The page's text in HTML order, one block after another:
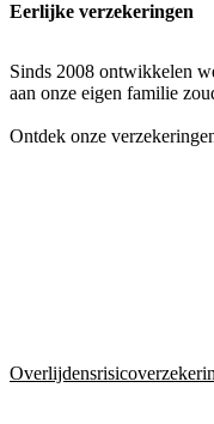
Eerlijke verzekeringen
Sinds 2008 ontwikkelen
aan onze eigen familie
Ontdek onze